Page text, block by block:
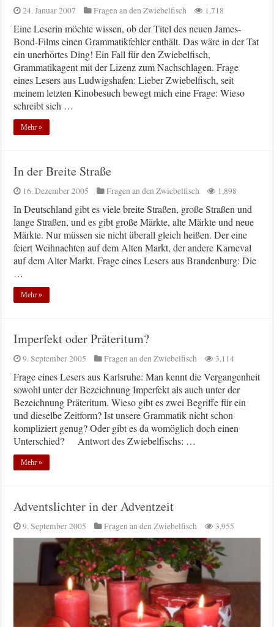
24. Januar 2007 Fragen an den Zwiebelfisch 1,718
Eine Leserin möchte wissen, ob der Titel des neuen James-
Bond-Films einen Grammatikfehler enthält. Das wäre in der Tat
ein unerhörtes Ding! Ein Fall für den Zwiebelfisch,
Grammatikagent mit der Lizenz zum Nachschlagen. Frage
eines Lesers aus Ludwigshafen: Lieber Zwiebelfisch, seit
meinem letzten Kinobesuch bewegt mich eine Frage: Wieso
schreibt sich …
Mehr »
In der Breite Straße
16. Dezember 2005 Fragen an den Zwiebelfisch 1,898
In Deutschland gibt es viele breite Straßen, große Straßen und
lange Straßen, und es gibt große Märkte, alte Märkte und neue
Märkte. Nur müssen sie nicht überall gleich heißen. Der eine
feiert Weihnachten auf dem Alten Markt, der andere Karneval
auf dem Alter Markt. Frage eines Lesers aus Brandenburg: Die
…
Mehr »
Imperfekt oder Präteritum?
9. September 2005 Fragen an den Zwiebelfisch 3,114
Frage eines Lesers aus Karlsruhe: Man kennt die Vergangenheit
sowohl unter der Bezeichnung Imperfekt als auch unter der
Bezeichnung Präteritum. Wieso gibt es zwei Begriffe für ein
und dieselbe Zeitform? Ist unsere Grammatik nicht schon
kompliziert genug? Oder gibt es da womöglich doch einen
Unterschied? Antwort des Zwiebelfischs: …
Mehr »
Adventslichter in der Adventzeit
9. September 2005 Fragen an den Zwiebelfisch 3,955